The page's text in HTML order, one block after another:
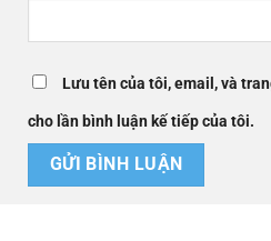
Lưu tên của tôi, email, và
cho lần bình luận kế tiếp của tôi.